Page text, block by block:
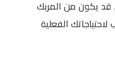
قد يكون من المربك
الفعلية